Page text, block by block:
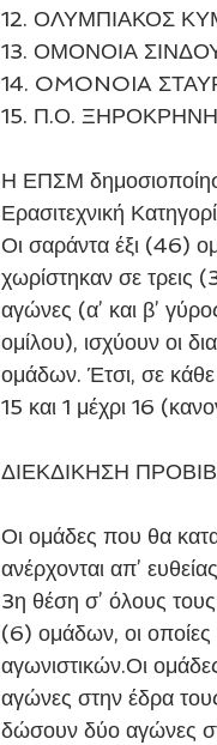
12. ΟΛΥΜΠΙΑΚΟΣ
13. ΟΜΟΝΟΙΑ
14. OMONOIA
15. Π.Ο.
Η ΕΠΣΜ
Ερασιτεχνική
Οι σαράντα έξι (46)
χωρίστηκαν σε τρεις
αγώνες (α’ και β’
ομίλου), ισχύουν οι
ομάδων. Έτσι, σε κάθε
15 και 1 μέχρι 16
ΔΙΕΚΔΙΚΗΣΗ
Οι ομάδες που θα
ανέρχονται απ’
3η θέση σ’ όλους
(6) ομάδων, οι οποίες
αγωνιστικών.Οι
αγώνες στην έδρα
δώσουν δύο αγώνες